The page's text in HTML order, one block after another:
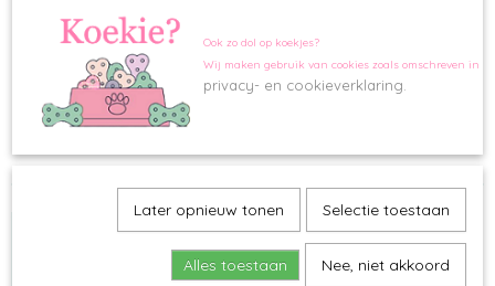
ORANJE
ZOMER
SNACKS
STRIKKEN
Sorteer op:
SUMMERSALE
Ook zo dol op koekjes?
Wij maken gebruik van cookies zoals omschreven in
privacy- en cookieverklaring.
Later opnieuw tonen Selectie toestaan
Alles toestaan Nee, niet akkoord